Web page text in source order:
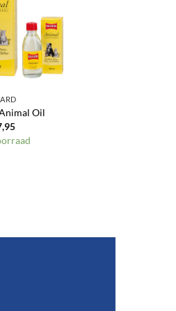
verlanglijst
Oil